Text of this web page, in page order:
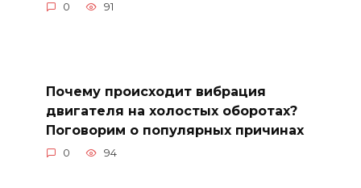
0 91
Почему происходит вибрация
двигателя на холостых оборотах?
Поговорим о популярных причинах
0 94